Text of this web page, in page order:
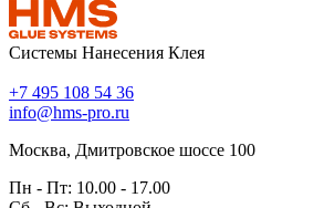
Системы Нанесения Клея
+7 495 108 54 36
info@hms-pro.ru
Москва, Дмитровское шоссе 100
Пн - Пт: 10.00 - 17.00